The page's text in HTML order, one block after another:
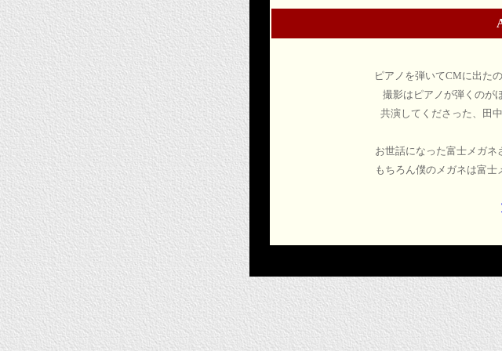
ピアノを弾いてCMに出た
撮影はピアノが弾くのが
共演してくださった、田
お世話になった富士メガネ
もちろん僕のメガネは富士